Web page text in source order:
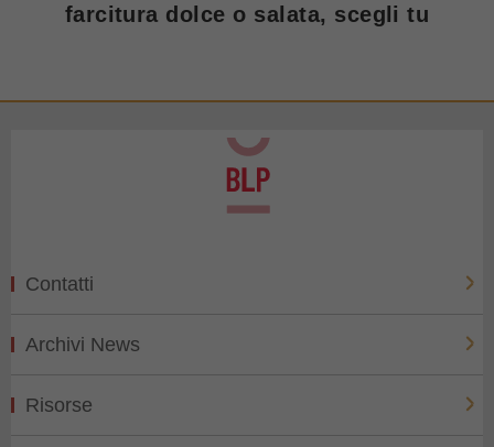
farcitura dolce o salata, scegli tu
Contatti
Archivi News
Risorse